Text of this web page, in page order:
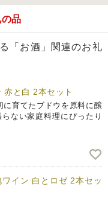
品
「お酒」関連のお礼
と白 2本セット
育てたブドウを原料に醸
ない家庭料理にぴったり
イン 白とロゼ 2本セッ